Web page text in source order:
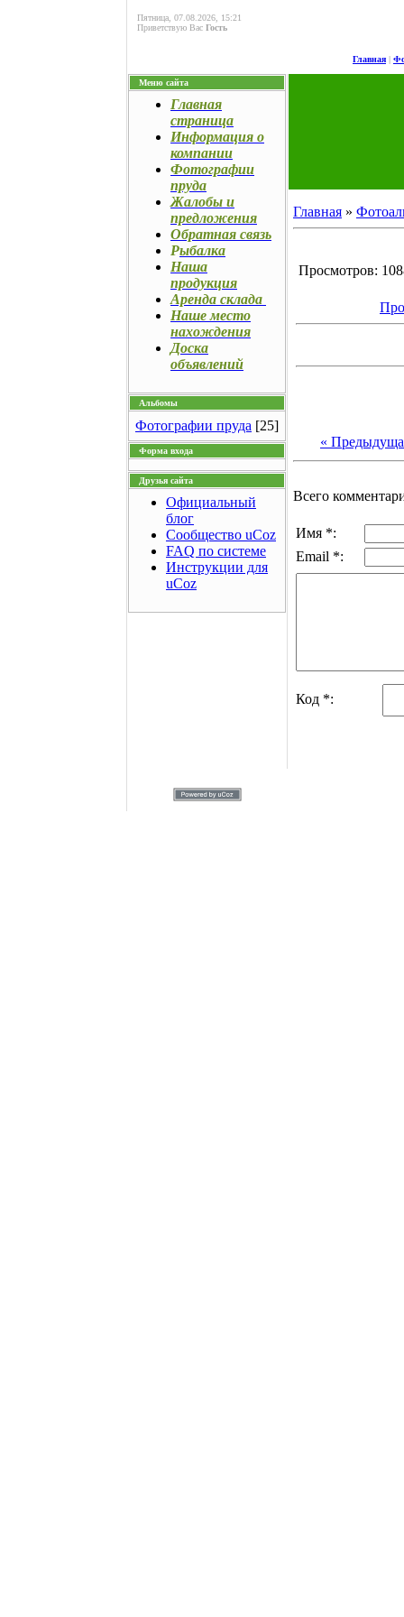
Пятница, 07.08.2026, 15:21
Приветствую Вас Гость
Главная |
Меню сайта
Главная
страница
Информация о
компании
Фотографии
пруда
Жалобы и
предложения
Обратная связь
Рыбалка
Наша
продукция
Аренда склада
Наше место
нахождения
Доска
объявлений
Альбомы
Фотографии пруда [25]
Форма входа
Друзья сайта
Официальный
блог
Сообщество uCoz
FAQ по системе
Инструкции для
uCoz
Главная »
Просмотров:
«
Всего
Имя *:
Email *:
Код *: